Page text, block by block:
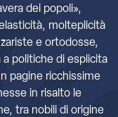
dei popoli»,
molteplicità
e ortodosse,
a politiche di esplicita
pagine ricchissime
in risalto le
tra nobili di origine